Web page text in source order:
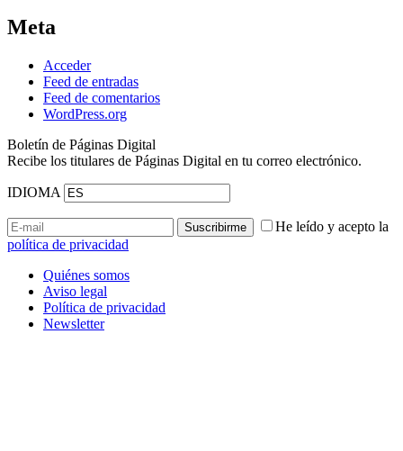
Meta
Acceder
Feed de entradas
Feed de comentarios
WordPress.org
Boletín de Páginas Digital
Recibe los titulares de Páginas Digital en tu correo electrónico.
IDIOMA
He leído y acepto la
política de privacidad
Quiénes somos
Aviso legal
Política de privacidad
Newsletter